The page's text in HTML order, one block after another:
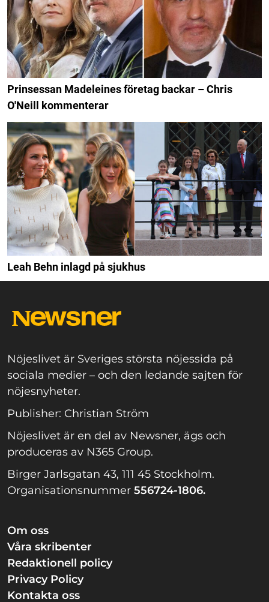
Prinsessan Madeleines företag backar – Chris
O'Neill kommenterar
Leah Behn inlagd på sjukhus
Nöjeslivet är Sveriges största nöjessida på
sociala medier – och den ledande sajten för
nöjesnyheter.
Publisher: Christian Ström
Nöjeslivet är en del av Newsner, ägs och
produceras av N365 Group.
Birger Jarlsgatan 43, 111 45 Stockholm.
Organisationsnummer 556724-1806.
Om oss
Våra skribenter
Redaktionell policy
Privacy Policy
Kontakta oss